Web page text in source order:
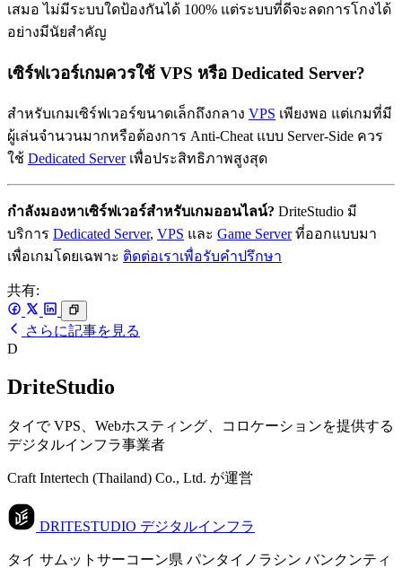
เสมอ ไม่มีระบบใดป้องกันได้ 100% แต่ระบบที่ดีจะลดการโกงได้
อย่างมีนัยสำคัญ
เซิร์ฟเวอร์เกมควรใช้ VPS หรือ Dedicated Server?
สำหรับเกมเซิร์ฟเวอร์ขนาดเล็กถึงกลาง VPS เพียงพอ แต่เกมที่มี
ผู้เล่นจำนวนมากหรือต้องการ Anti-Cheat แบบ Server-Side ควร
ใช้ Dedicated Serverเพื่อประสิทธิภาพสูงสุด
กำลังมองหาเซิร์ฟเวอร์สำหรับเกมออนไลน์? DriteStudio มี
บริการ Dedicated Server, VPS และ Game Serverที่ออกแบบมา
เพื่อเกมโดยเฉพาะ ติดต่อเราเพื่อรับคำปรึกษา
共有:
さらに記事を見る
D
DriteStudio
タイで VPS、Webホスティング、コロケーションを提供する
デジタルインフラ事業者
Craft Intertech (Thailand) Co., Ltd. が運営
DRITESTUDIO デジタルインフラ
タイ サムットサーコーン県 パンタイノラシン バンクンティ